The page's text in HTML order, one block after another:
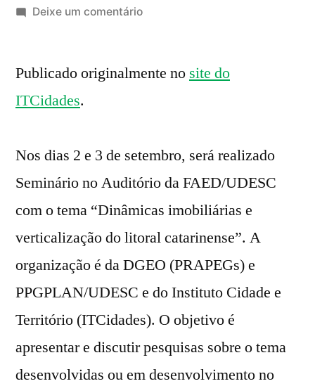
por
Deixe um comentárioem
2
setembro
UDESC
discute
e
verticalização
litoral
catarinense
Publicado originalmente no site do
ITCidades.
Nos dias 2 e 3 de setembro, será realizado
Seminário no Auditório da FAED/UDESC
com o tema “Dinâmicas imobiliárias e
verticalização do litoral catarinense”. A
organização é da DGEO (PRAPEGs) e
PPGPLAN/UDESC e do Instituto Cidade e
Território (ITCidades). O objetivo é
apresentar e discutir pesquisas sobre o tema
desenvolvidas ou em desenvolvimento no